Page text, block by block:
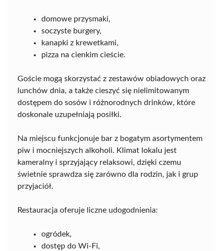
domowe przysmaki,
soczyste burgery,
kanapki z krewetkami,
pizza na cienkim cieście.
Goście mogą skorzystać z zestawów obiadowych oraz
lunchów dnia, a także cieszyć się nielimitowanym
dostępem do sosów i różnorodnych drinków, które
doskonale uzupełniają posiłki.
Na miejscu funkcjonuje bar z bogatym asortymentem
piw i mocniejszych alkoholi. Klimat lokalu jest
kameralny i sprzyjający relaksowi, dzięki czemu
świetnie sprawdza się zarówno dla rodzin, jak i grup
przyjaciół.
Restauracja oferuje liczne udogodnienia:
ogródek,
dostęp do Wi-Fi,